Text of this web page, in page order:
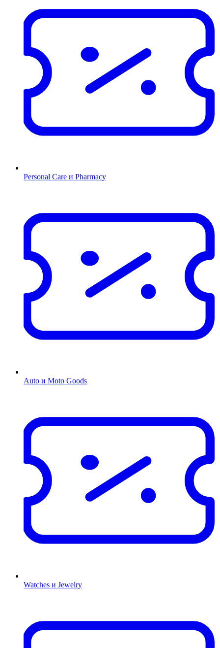
Personal Care и Pharmacy
Auto и Moto Goods
Watches и Jewelry